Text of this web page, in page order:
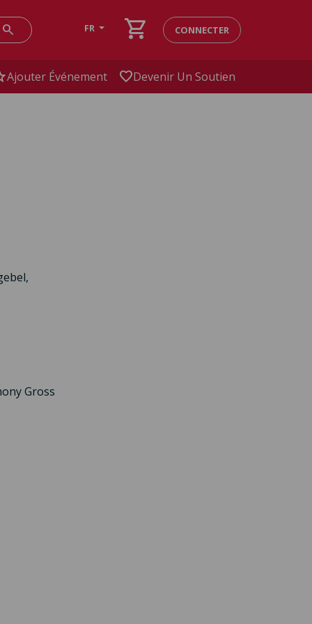
search FR shopping_cart CONNECTER
Ajouter Événement favoriteDevenir Un Soutien
Gross